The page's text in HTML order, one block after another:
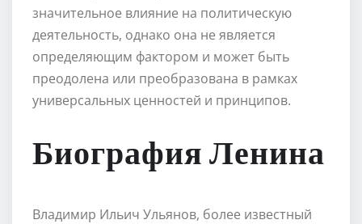
значительное влияние на политическую
деятельность, однако она не является
определяющим фактором и может быть
преодолена или преобразована в рамках
универсальных ценностей и принципов.
Биография Ленина
Владимир Ильич Ульянов, более известный